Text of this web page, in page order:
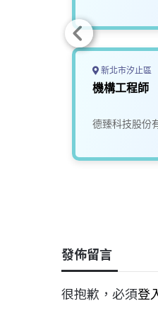
新北市汐止區
機構工程師
德臻科技股份
發佈留言
很抱歉，必須登